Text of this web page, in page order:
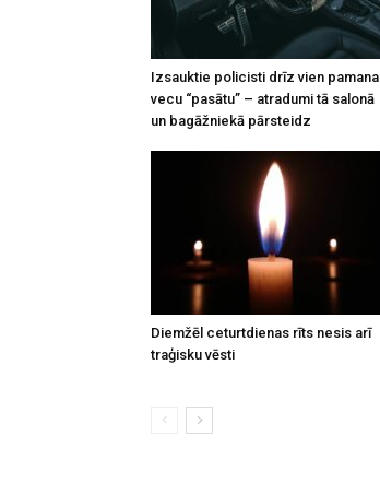
Izsauktie policisti drīz vien pamana
vecu “pasātu” – atradumi tā salonā
un bagāžniekā pārsteidz
Diemžēl ceturtdienas rīts nesis arī
traģisku vēsti